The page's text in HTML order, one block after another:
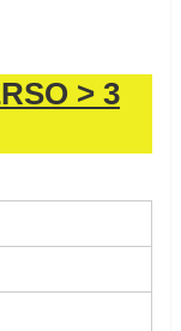
> 3